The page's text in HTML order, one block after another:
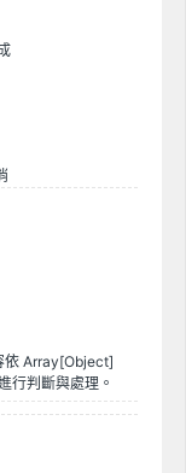
依 Array[Object]
行判斷與處理。